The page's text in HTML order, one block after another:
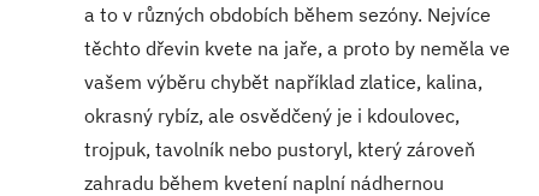
a to v různých obdobích během sezóny. Nejvíce
těchto dřevin kvete na jaře, a proto by neměla ve
vašem výběru chybět například zlatice, kalina,
okrasný rybíz, ale osvědčený je i kdoulovec,
trojpuk, tavolník nebo pustoryl, který zároveň
zahradu během kvetení naplní nádhernou